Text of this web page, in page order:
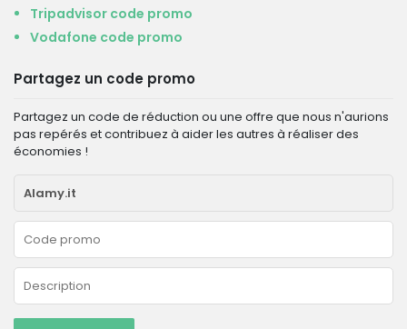
Tripadvisor code promo
Vodafone code promo
Partagez un code promo
Partagez un code de réduction ou une offre que nous n'aurions
pas repérés et contribuez à aider les autres à réaliser des
économies !